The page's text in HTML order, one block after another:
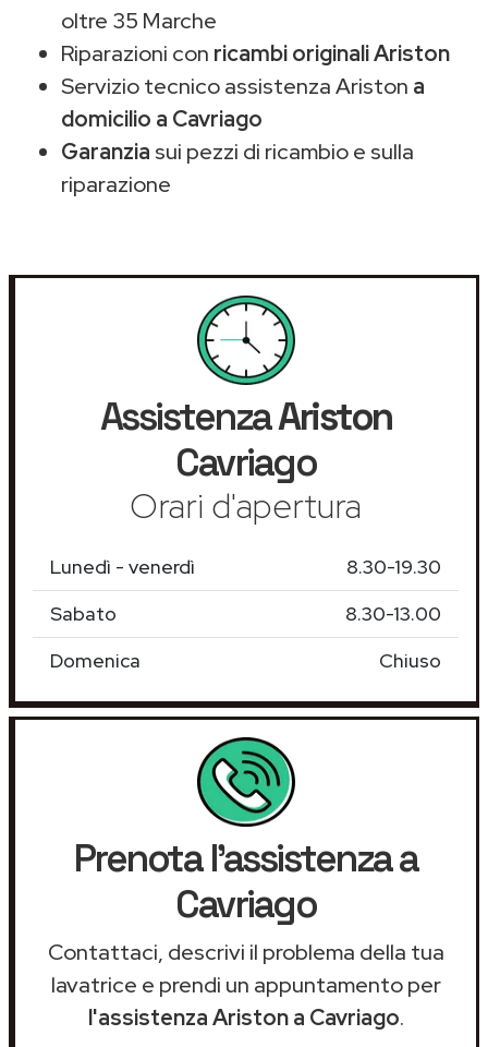
oltre 35 Marche
Riparazioni con ricambi originali Ariston
Servizio tecnico assistenza Ariston a
domicilio a Cavriago
Garanzia sui pezzi di ricambio e sulla
riparazione
AssistenzaAriston
Cavriago
Orari d'apertura
Lunedì - venerdì
8.30-19.30
Sabato
8.30-13.00
Domenica
Chiuso
Prenota l'assistenza a
Cavriago
Contattaci, descrivi il problema della tua
lavatrice e prendi un appuntamento per
l'assistenza Ariston a Cavriago.